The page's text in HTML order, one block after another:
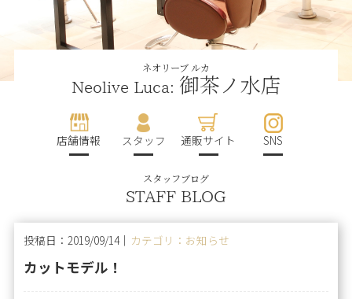
ネオリーブ ルカ
Neolive Luca: 御茶ノ水店
店舗情報 スタッフ 通販サイト SNS
スタッフブログ
STAFF BLOG
投稿日：2019/09/14｜ カテゴリ：お知らせ
カットモデル！